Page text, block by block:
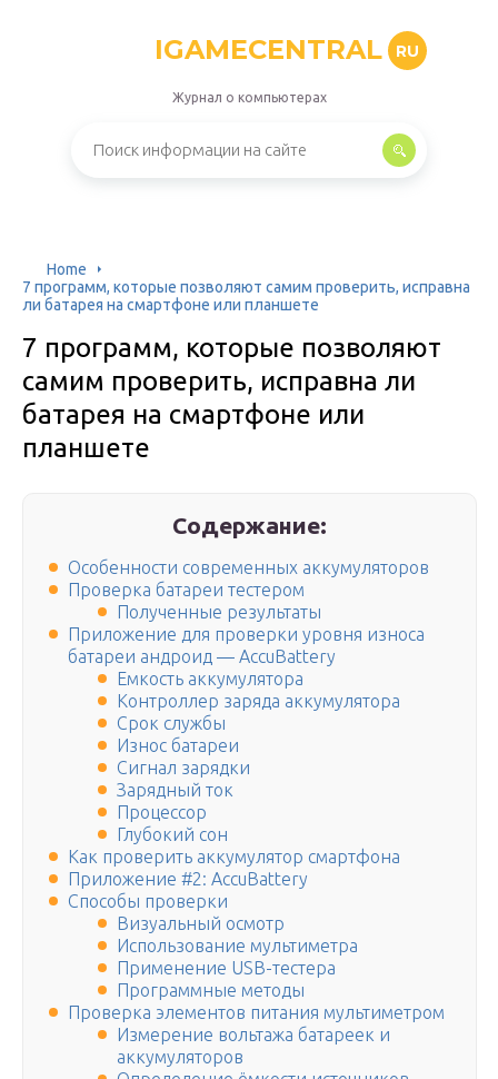
IGAMECENTRAL RU
Журнал о компьютерах
Home
7 программ, которые позволяют самим проверить, исправна
ли батарея на смартфоне или планшете
7 программ, которые позволяют
самим проверить, исправна ли
батарея на смартфоне или
планшете
Содержание:
Особенности современных аккумуляторов
Проверка батареи тестером
Полученные результаты
Приложение для проверки уровня износа
батареи андроид — AccuBattery
Емкость аккумулятора
Контроллер заряда аккумулятора
Срок службы
Износ батареи
Сигнал зарядки
Зарядный ток
Процессор
Глубокий сон
Как проверить аккумулятор смартфона
Приложение #2: AccuBattery
Способы проверки
Визуальный осмотр
Использование мультиметра
Применение USB-тестера
Программные методы
Проверка элементов питания мультиметром
Измерение вольтажа батареек и
аккумуляторов